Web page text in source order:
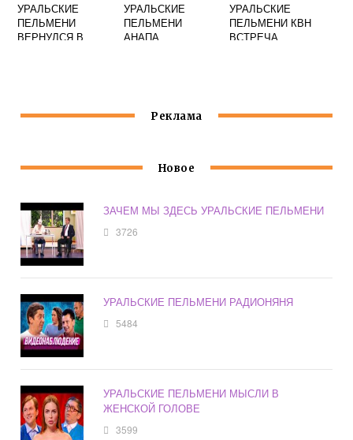
УРАЛЬСКИЕ
ПЕЛЬМЕНИ
ВЕРНУЛСЯ В
УРАЛЬСКИЕ
ПЕЛЬМЕНИ
АНАПА
УРАЛЬСКИЕ
ПЕЛЬМЕНИ КВН
ВСТРЕЧА
Реклама
Новое
ЗАЧЕМ МЫ ЗДЕСЬ УРАЛЬСКИЕ ПЕЛЬМЕНИ
3726
УРАЛЬСКИЕ ПЕЛЬМЕНИ РАДИОНЯНЯ
5484
УРАЛЬСКИЕ ПЕЛЬМЕНИ МЫСЛИ В
ЖЕНСКОЙ ГОЛОВЕ
3599